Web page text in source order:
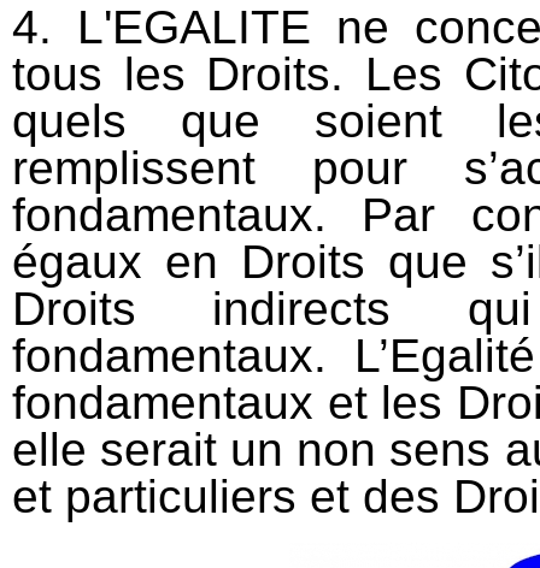
4. L'EGALITE ne
tous les Droits. Les
quels que soient
remplissent pour
fondamentaux. Par
égaux en Droits que
Droits indirects
fondamentaux.
fondamentaux et les
elle serait un non sens
et particuliers et des